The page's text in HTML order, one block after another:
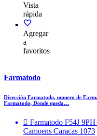
Vista
rápida
Agregar
a
favoritos
Farmatodo
Dirección Farmatodo, numero de
Farmatodo, Donde queda…
Farmatodo F54J
Camoens Caracas 1073